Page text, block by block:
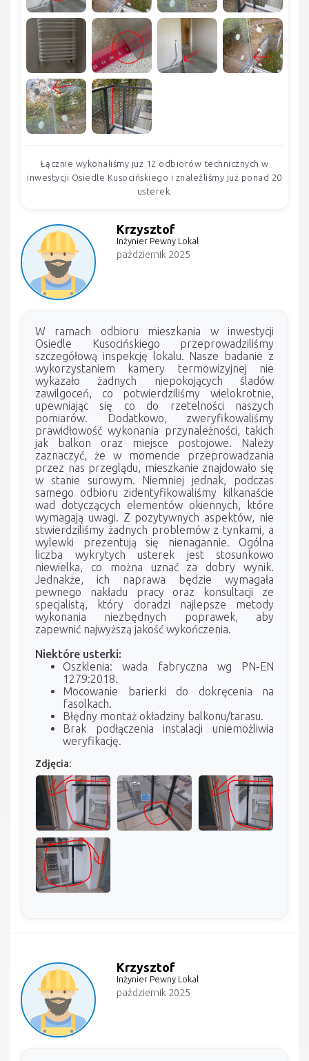
Łącznie wykonaliśmy już 12 odbiorów technicznych w
inwestycji Osiedle Kusocińskiego i znaleźliśmy już ponad 20
usterek.
Krzysztof
Inżynier Pewny Lokal
październik 2025
W ramach odbioru mieszkania w inwestycji
Osiedle Kusocińskiego przeprowadziliśmy
szczegółową inspekcję lokalu. Nasze badanie z
wykorzystaniem kamery termowizyjnej nie
wykazało żadnych niepokojących śladów
zawilgoceń, co potwierdziliśmy wielokrotnie,
upewniając się co do rzetelności naszych
pomiarów. Dodatkowo, zweryfikowaliśmy
prawidłowość wykonania przynależności, takich
jak balkon oraz miejsce postojowe. Należy
zaznaczyć, że w momencie przeprowadzania
przez nas przeglądu, mieszkanie znajdowało się
w stanie surowym. Niemniej jednak, podczas
samego odbioru zidentyfikowaliśmy kilkanaście
wad dotyczących elementów okiennych, które
wymagają uwagi. Z pozytywnych aspektów, nie
stwierdziliśmy żadnych problemów z tynkami, a
wylewki prezentują się nienagannie. Ogólna
liczba wykrytych usterek jest stosunkowo
niewielka, co można uznać za dobry wynik.
Jednakże, ich naprawa będzie wymagała
pewnego nakładu pracy oraz konsultacji ze
specjalistą, który doradzi najlepsze metody
wykonania niezbędnych poprawek, aby
zapewnić najwyższą jakość wykończenia.
Niektóre usterki:
Oszklenia: wada fabryczna wg PN-EN
1279:2018.
Mocowanie barierki do dokręcenia na
fasolkach.
Błędny montaż okładziny balkonu/tarasu.
Brak podłączenia instalacji uniemożliwia
weryfikację.
Zdjęcia:
Krzysztof
Inżynier Pewny Lokal
październik 2025